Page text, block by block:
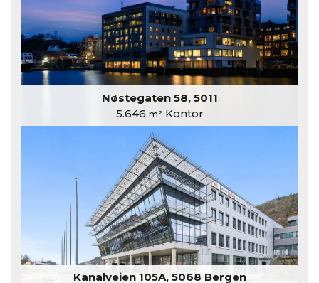
Nøstegaten 58, 5011
5.646 m²Kontor
Kanalveien 105A, 5068 Bergen